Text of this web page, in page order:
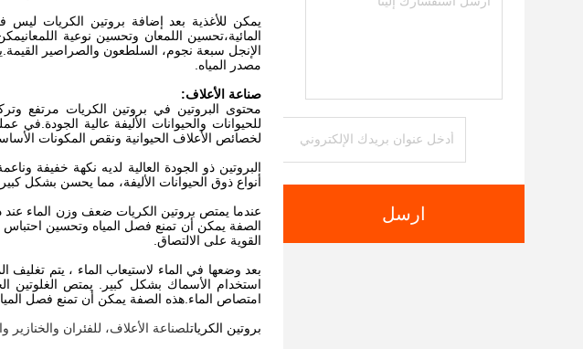
ارسل
يمكن للأغذية بعد إضافة بروتين الكريات ليس
المائية،تحسين اللمعان وتحسين نوعية
الإنجل سبعة نجوم، السلطعون والصراصير
مصدر المياه.
صناعة الأعلاف:
محتوى البروتين في بروتين الكريات مرتفع
للحيوانات والحيوانات الأليفة عالية الجودة.في
لخصائص الأعلاف الحيوانية ونقص المكونات
البروتين ذو الجودة العالية لديه نكهة خفيفة
أنواع ذوق الحيوانات الأليفة، مما يحسن بشكل
القوية على الالتصاق.
بعد وضعها في الماء لاستيعاب الماء ، يتم
امتصاص الماء.هذه الصفة يمكن أن تمنع فصل
بروتين الكرياتلصناعة الأعلاف، للفئران والخنازير